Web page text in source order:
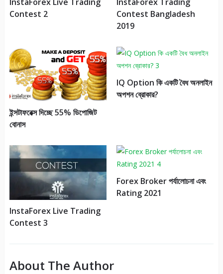
Contest 2
Contest Bangladesh
2019
ইন্সটাফরেক্স দিচ্ছে 55% ডিপোজিট
বোনাস
IQ Option কি একটি বৈধ অনলাইন
অপশন ব্রোকার?
InstaForex Live Trading
Contest 3
Forex Broker পর্যালোচনা এবং
Rating 2021
About The Author